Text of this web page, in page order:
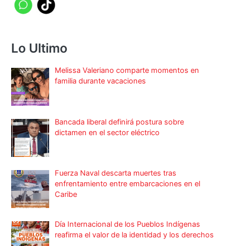
Lo Ultimo
Melissa Valeriano comparte momentos en
familia durante vacaciones
Bancada liberal definirá postura sobre
dictamen en el sector eléctrico
Fuerza Naval descarta muertes tras
enfrentamiento entre embarcaciones en el
Caribe
Día Internacional de los Pueblos Indígenas
reafirma el valor de la identidad y los derechos